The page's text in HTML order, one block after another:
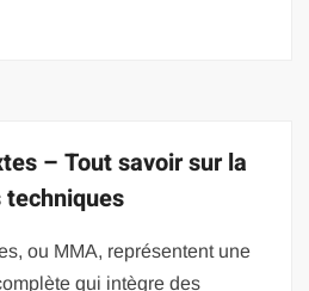
– Tout savoir sur la
ou MMA, représentent une
qui intègre des